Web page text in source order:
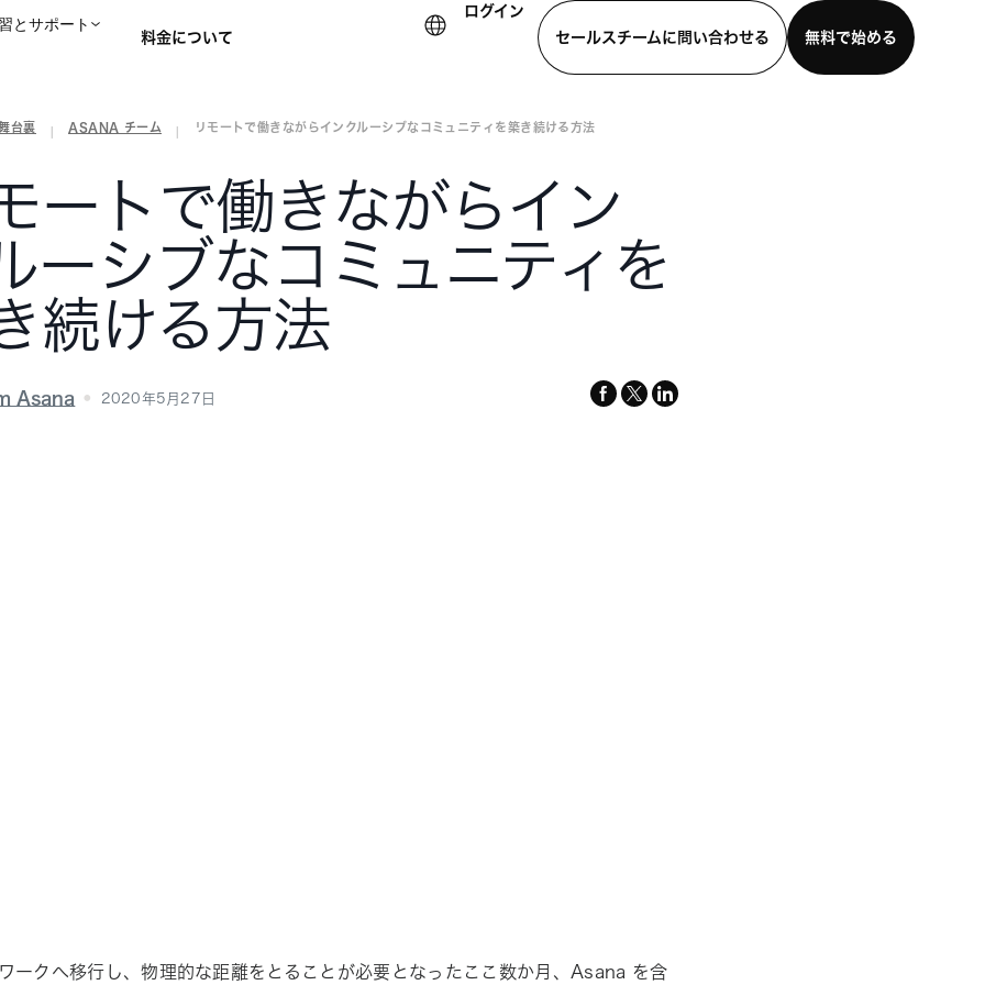
とサポート
料金について
ログイン
セールスチームに問い合わせる
無料で始める
セールスチームに問い合わせる デモを見る
台裏 ASANA チーム リモートで働きながらインクルーシブなコミュニティを築き続ける方法
ートで働きながらイン
ーシブなコミュニティを
続ける方法
Asana 2020年5月27日 facebook
x-
linkedin
ークへ移行し、物理的な距離をとることが必要となったここ数か月、Asana を含